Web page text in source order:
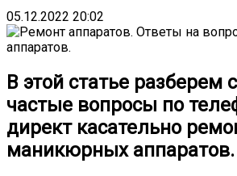
05.12.2022 20:02
В этой статье разберем
частые вопросы по
директ касательно
маникюрных аппаратов.